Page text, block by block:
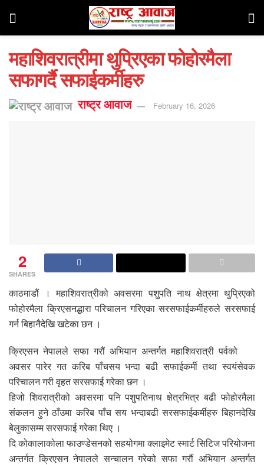
महाशिवरात्रीमा थुप्रिएका फोहोरमैला
सफागर्दै सफाईकर्मीहरु
राष्ट्र आवाज February 16, 2026
2
SHARES
काठमाडौं । महाशिवरात्रीको अवसरमा पशुपति नाथ क्षेत्रमा थुप्रिएको
फोहोरमैला क्रिएसनद्धारा परिचालन गरिएका सरसफाईकर्मीहरुले सरसफाई
गर्न बिहानैदेखि खटेका छन ।
क्रिएसन नेपालले सफा गरौं अभियान अन्तर्गत महाशिवरात्री पर्वको
अवसर पारेर गत करिब पाँचसय भन्दा बढी सफाईकर्मी तथा स्वयंसेवक
परिचालन गरी वृहत सरसफाई गरेका छन ।
हिजो शिवरात्रीको अवसरमा पनि पशुपतिनाथ क्षेत्रभित्र बढी फोहोरमैला
संकलन हुने ठाँउमा करिब पाँच सय भन्दाबढी सरसफाईकर्मीहरु बिहानदेखि
बेलुकासम्म सरसफाई गरेका थिए ।
दि कोकालाकोला फाउण्डेसनको सहयोगमा क्लाइमेट स्मार्ट सिटिज परियोजना
अन्तर्गत क्रिएसन नेपालले सन्चालन गरेको सफा गरौं अभियान अन्तर्गत